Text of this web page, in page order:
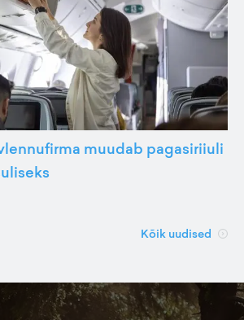
muudab pagasiriiuli
Kõik uudised